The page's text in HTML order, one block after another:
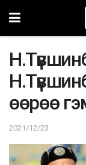
өөрөө
2021/12/23